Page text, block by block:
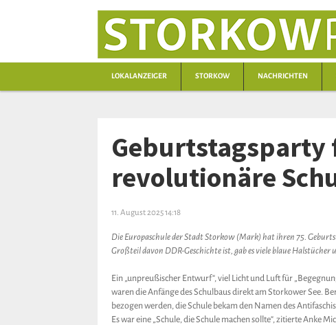
LOKALANZEIGER STORKOW NACHRICHTEN
Geburtstagsparty
revolutionäre
11. August 2025 14:18
Die Europaschule der Stadt Storkow (Mark) hat ihren 75.
Großteil davon DDR-Geschichte ist, gab es viele blaue Halstücher
Ein „unpreußischer Entwurf“, viel Licht und Luft für
waren die Anfänge des Schulbaus direkt am Storkower See.
bezogen werden, die Schule bekam den Namen des
Es war eine „Schule, die Schule machen sollte“, zitierte Anke